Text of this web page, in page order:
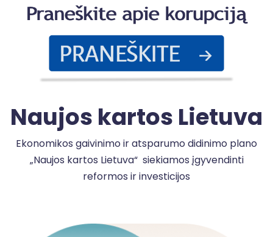
Naujos kartos Lietuva
Ekonomikos gaivinimo ir atsparumo didinimo plano
„Naujos kartos Lietuva“ siekiamos įgyvendinti
reformos ir investicijos